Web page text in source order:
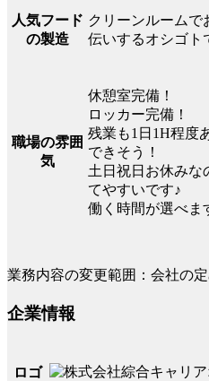
人気フード
の製造
クリーンルームで
伝いするオシゴト
職場の雰囲
気
休憩室完備！
ロッカー完備！
残業も1日1H程度
できそう！
土日祝日お休みな
てやすいです♪
働く時間が選べま
業務内容の変更範囲：会社の
企業情報
ロゴ